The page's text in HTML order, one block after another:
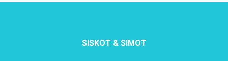
SISKOT & SIMOT